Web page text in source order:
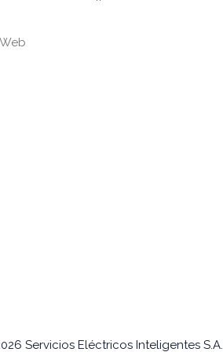
Servicios Eléctricos Inteligentes S.A.